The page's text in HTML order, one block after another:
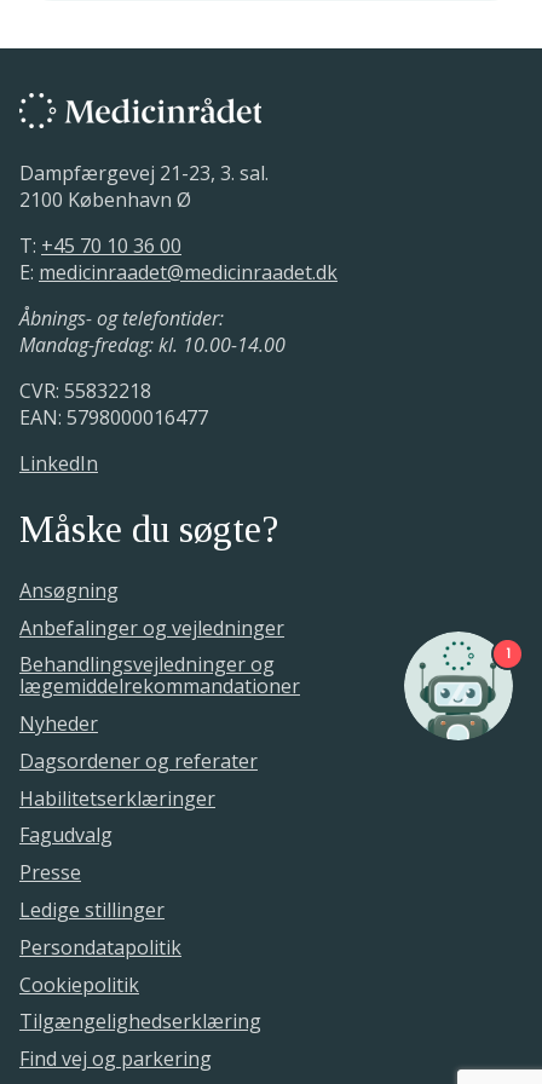
vurderingen af lægemidlets værdi
Medicinrådets udkast til vurderingen
hos ansøger
Medicinrådet udarbejder
vurderingsrapporten
11. november 2020.
vurdering af ibrutinib i kombination med
rituximab til behandling af tidligere
lymfatisk leukæmi
14. september - 11. november 2020.
10. september 2020.
Dampfærgevej 21-23, 3. sal.
2100 København Ø
T: +45 70 10 36 00
E: medicinraadet@medicinraadet.dk
Åbnings- og telefontider:
Mandag-fredag: kl. 10.00-14.00
CVR: 55832218
EAN: 5798000016477
LinkedIn
Måske du søgte?
Ansøgning
Anbefalinger og vejledninger
Behandlingsvejledninger og
lægemiddelrekommandationer
Nyheder
Dagsordener og referater
Habilitetserklæringer
Fagudvalg
Presse
Ledige stillinger
Persondatapolitik
Cookiepolitik
Tilgængelighedserklæring
Find vej og parkering
1